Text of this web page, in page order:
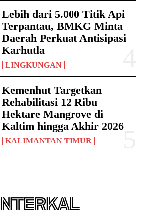
Lebih dari 5.000 Titik Api
Terpantau, BMKG Minta
Daerah Perkuat Antisipasi
Karhutla
LINGKUNGAN
Kemenhut Targetkan
Rehabilitasi 12 Ribu
Hektare Mangrove di
Kaltim hingga Akhir 2026
KALIMANTAN TIMUR